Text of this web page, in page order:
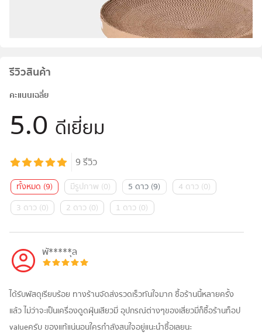
รีวิวสินค้า
คะแนนเฉลี่ย
5.0 ดีเยี่ยม
9รีวิว
ทั้งหมด (9) มีรูปภาพ (0) 5 ดาว (9) 4 ดาว (0)
3 ดาว (0) 2 ดาว (0) 1 ดาว (0)
พั*****ุล
ได้รับพัสดุเรียบร้อย ทางร้านจัดส่งรวดเร็วทันใจมาก ซื้อร้านนี้หลายครั้ง
แล้ว ไม่ว่าจะเป็นเครื่องดูดฝุ่นเสียวมี่ อุปกรณ์ต่างๆของเสี่ยวมี่ก็ซื้อร้านท็อป
valueครับ ของแท้แน่นอนใครกำลังสนใจอยู่แนะนำซื้อเลยนะ